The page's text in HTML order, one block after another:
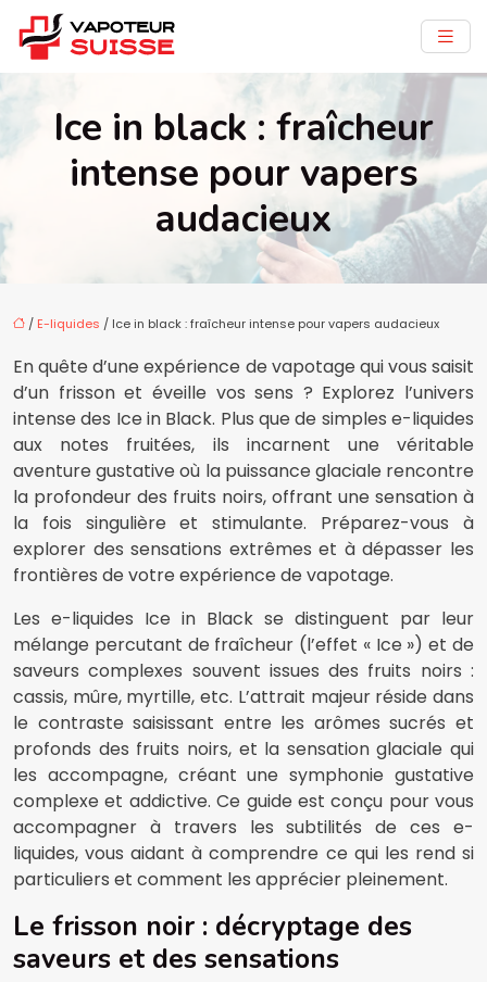
Ice in black : fraîcheur
intense pour vapers
audacieux
/ E-liquides / Ice in black : fraîcheur intense pour vapers audacieux
En quête d’une expérience de vapotage qui vous saisit
d’un frisson et éveille vos sens ? Explorez l’univers
intense des Ice in Black. Plus que de simples e-liquides
aux notes fruitées, ils incarnent une véritable
aventure gustative où la puissance glaciale rencontre
la profondeur des fruits noirs, offrant une sensation à
la fois singulière et stimulante. Préparez-vous à
explorer des sensations extrêmes et à dépasser les
frontières de votre expérience de vapotage.
Les e-liquides Ice in Black se distinguent par leur
mélange percutant de fraîcheur (l’effet « Ice ») et de
saveurs complexes souvent issues des fruits noirs :
cassis, mûre, myrtille, etc. L’attrait majeur réside dans
le contraste saisissant entre les arômes sucrés et
profonds des fruits noirs, et la sensation glaciale qui
les accompagne, créant une symphonie gustative
complexe et addictive. Ce guide est conçu pour vous
accompagner à travers les subtilités de ces e-
liquides, vous aidant à comprendre ce qui les rend si
particuliers et comment les apprécier pleinement.
Le frisson noir : décryptage des
saveurs et des sensations